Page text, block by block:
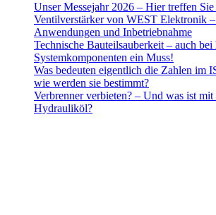
Unser Messejahr 2026 – Hier treffen Sie
Ventilverstärker von WEST Elektronik
Anwendungen und Inbetriebnahme
Technische Bauteilsauberkeit – auch
Systemkomponenten ein Muss!
Was bedeuten eigentlich die Zahlen im
wie werden sie bestimmt?​
Verbrenner verbieten? – Und was ist
Hydrauliköl?